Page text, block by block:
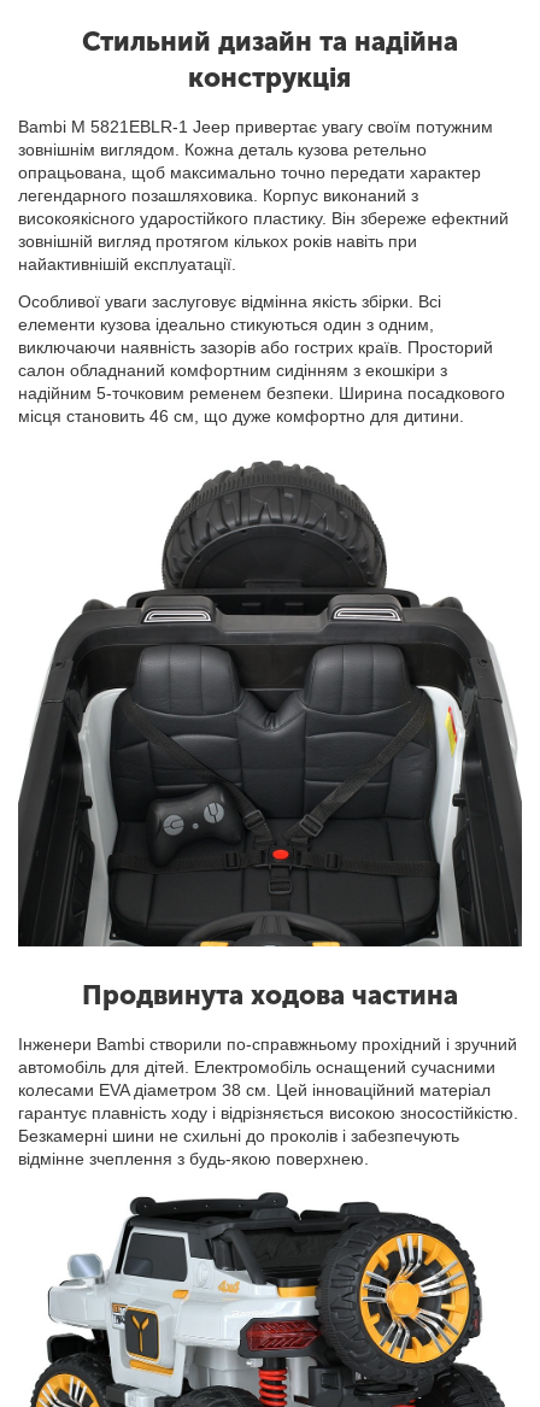
Стильний дизайн та надійна
конструкція
Bambi M 5821EBLR-1 Jeep привертає увагу своїм потужним
зовнішнім виглядом. Кожна деталь кузова ретельно
опрацьована, щоб максимально точно передати характер
легендарного позашляховика. Корпус виконаний з
високоякісного ударостійкого пластику. Він збереже ефектний
зовнішній вигляд протягом кількох років навіть при
найактивнішій експлуатації.
Особливої уваги заслуговує відмінна якість збірки. Всі
елементи кузова ідеально стикуються один з одним,
виключаючи наявність зазорів або гострих країв. Просторий
салон обладнаний комфортним сидінням з екошкіри з
надійним 5-точковим ременем безпеки. Ширина посадкового
місця становить 46 см, що дуже комфортно для дитини.
Продвинута ходова частина
Інженери Bambi створили по-справжньому прохідний і зручний
автомобіль для дітей. Електромобіль оснащений сучасними
колесами EVA діаметром 38 см. Цей інноваційний матеріал
гарантує плавність ходу і відрізняється високою зносостійкістю.
Безкамерні шини не схильні до проколів і забезпечують
відмінне зчеплення з будь-якою поверхнею.